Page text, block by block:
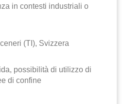
in contesti industriali o
(TI), Svizzera
possibilità di utilizzo di
di confine